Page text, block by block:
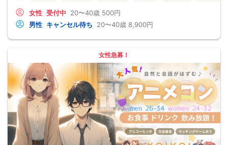
女性 受付中 20〜40歳 500円
男性 キャンセル待ち 20〜40歳 8,900円
女性急募！